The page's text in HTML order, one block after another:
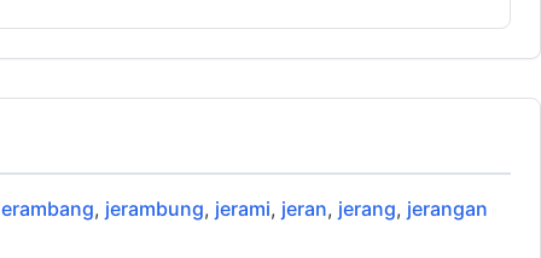
, jerambung, jerami, jeran, jerang, jerangan